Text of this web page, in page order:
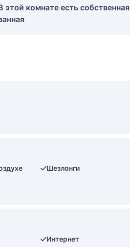
этой комнате есть собственная
Шезлонги
Интернет